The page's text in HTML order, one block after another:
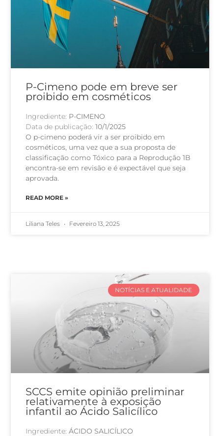
P-Cimeno pode em breve ser
proibido em cosméticos
Ingrediente: P-CIMENO
Data de publicação:10/1/2025
O p-cimeno poderá vir a ser proibido em
cosméticos, uma vez que a sua proposta de
classificação como Tóxico para a Reprodução 1B
encontra-se em revisão e é expectável que seja
aprovada.
READ MORE »
Liliana Teles Fevereiro 13, 2025
NOTÍCIAS E ATUALIDADE
SCCS emite opinião preliminar
relativamente à exposição
infantil ao Ácido Salicílico
Ingrediente:ÁCIDO SALICÍLICO